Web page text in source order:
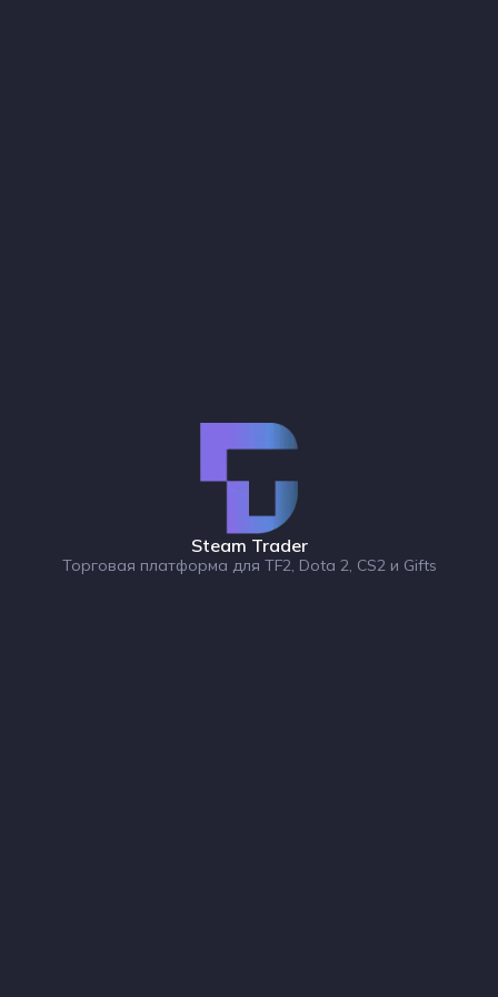
Steam Trader
Торговая платформа для TF2, Dota 2, CS2 и Gifts